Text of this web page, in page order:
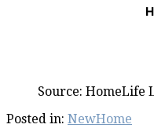
Source: HomeLife
Posted in: NewHome